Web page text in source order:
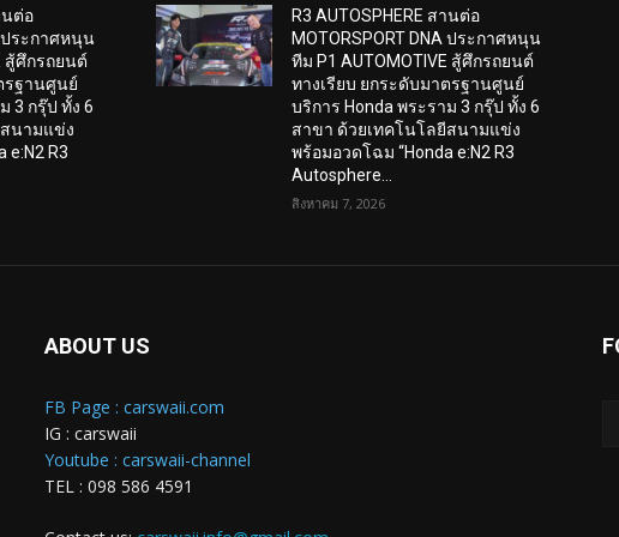
นต่อ
ประกาศหนุน
สู้ศึกรถยนต์
รฐานศูนย์
3 กรุ๊ป ทั้ง 6
นามแข่ง
e:N2 R3
R3 AUTOSPHERE สานต่อ
MOTORSPORT DNA ประกาศหนุน
ทีม P1 AUTOMOTIVE สู้ศึกรถยนต์
ทางเรียบ ยกระดับมาตรฐานศูนย์
บริการ Honda พระราม 3 กรุ๊ป ทั้ง 6
สาขา ด้วยเทคโนโลยีสนามแข่ง
พร้อมอวดโฉม “Honda e:N2 R3
Autosphere...
สิงหาคม 7, 2026
ABOUT US
FB Page : carswaii.com
IG : carswaii
Youtube : carswaii-channel
TEL : 098 586 4591